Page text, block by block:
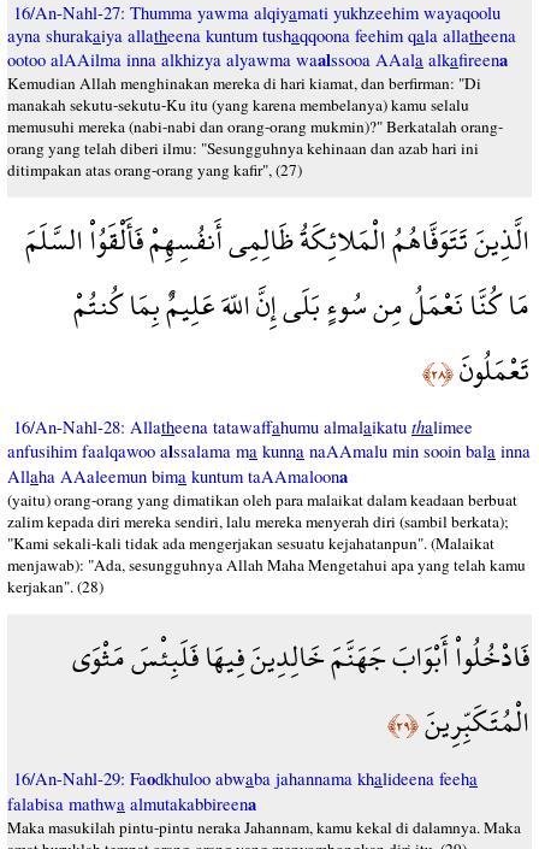
16/An-Nahl-27: Thumma yawma alqiyamati yukhzeehim wayaqoolu
ayna shurakaiya allatheena kuntum tushaqqoona feehim qala allatheena
ootoo alAAilma inna alkhizya alyawma waalssooa AAala alkafireena
Kemudian Allah menghinakan mereka di hari kiamat, dan berfirman: "Di
manakah sekutu-sekutu-Ku itu (yang karena membelanya) kamu selalu
memusuhi mereka (nabi-nabi dan orang-orang mukmin)?" Berkatalah orang-
orang yang telah diberi ilmu: "Sesungguhnya kehinaan dan azab hari ini
ditimpakan atas orang-orang yang kafir", (27)
الَّذِينَ تَتَوَفَّاهُمُ الْمَلائِكَةُ ظَالِمِي أَنفُسِهِمْ فَأَلْقَوُاْ السَّلَمَ
مَا كُنَّا نَعْمَلُ مِن سُوءٍ بَلَى إِنَّ اللّهَ عَلِيمٌ بِمَا كُنتُمْ
تَعْمَلُونَ﴿٢٨﴾
16/An-Nahl-28: Allatheena tatawaffahumu almalaikatu thalimee
anfusihim faalqawoo alssalama ma kunna naAAmalu min sooin bala inna
Allaha AAaleemun bima kuntum taAAmaloona
(yaitu) orang-orang yang dimatikan oleh para malaikat dalam keadaan berbuat
zalim kepada diri mereka sendiri, lalu mereka menyerah diri (sambil berkata);
"Kami sekali-kali tidak ada mengerjakan sesuatu kejahatanpun". (Malaikat
menjawab): "Ada, sesungguhnya Allah Maha Mengetahui apa yang telah kamu
kerjakan". (28)
فَادْخُلُواْ أَبْوَابَ جَهَنَّمَ خَالِدِينَ فِيهَا فَلَبِئْسَ مَثْوَى
الْمُتَكَبِّرِينَ﴿٢٩﴾
16/An-Nahl-29: Faodkhuloo abwaba jahannama khalideena feeha
falabisa mathwa almutakabbireena
Maka masukilah pintu-pintu neraka Jahannam, kamu kekal di dalamnya. Maka